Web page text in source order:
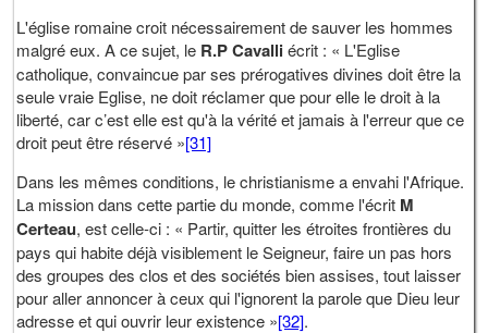
L'église romaine croit nécessairement de sauver les hommes
malgré eux. A ce sujet, le R.P Cavalliécrit : « L'Eglise
catholique, convaincue par ses prérogatives divines doit être la
seule vraie Eglise, ne doit réclamer que pour elle le droit à la
liberté, car c’est elle est qu'à la vérité et jamais à l'erreur que ce
droit peut être réservé »[31]
Dans les mêmes conditions, le christianisme a envahi l'Afrique.
La mission dans cette partie du monde, comme l'écrit M
Certeau, est celle-ci : « Partir, quitter les étroites frontières du
pays qui habite déjà visiblement le Seigneur, faire un pas hors
des groupes des clos et des sociétés bien assises, tout laisser
pour aller annoncer à ceux qui l'ignorent la parole que Dieu leur
adresse et qui ouvrir leur existence »[32].